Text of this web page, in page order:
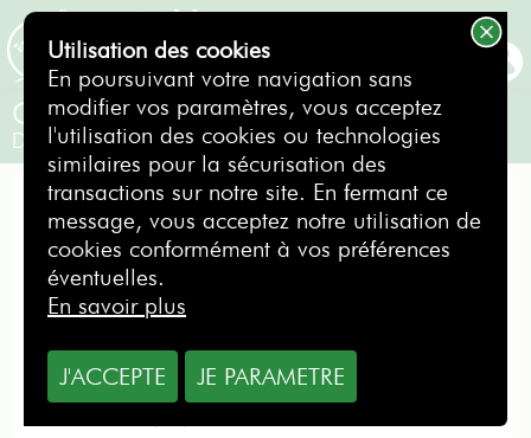
RÉSERVER
Callaway Driver GBB EPIC 10.5° Stiff
Droitier
DRIVER
A partir de
2,00€
Utilisation des cookies
En poursuivant votre navigation sans
modifier vos paramètres, vous acceptez
l'utilisation des cookies ou technologies
similaires pour la sécurisation des
transactions sur notre site. En fermant ce
message, vous acceptez notre utilisation de
cookies conformément à vos préférences
éventuelles.
En savoir plus
J'ACCEPTE JE PARAMETRE